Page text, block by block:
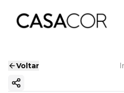
Voltar
Copiar link